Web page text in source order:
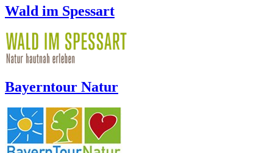
Wald im Spessart
Bayerntour Natur